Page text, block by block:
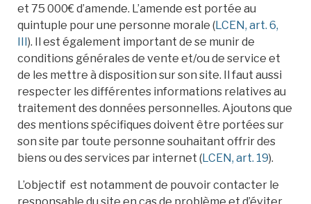
et 75 000€ d’amende. L’amende est portée au
quintuple pour une personne morale (LCEN, art. 6,
). Il est également important de se munir de
conditions générales de vente et/ou de service et
de les mettre à disposition sur son site. Il faut aussi
respecter les différentes informations relatives au
traitement des données personnelles. Ajoutons que
des mentions spécifiques doivent être portées sur
son site par toute personne souhaitant offrir des
biens ou des services par internet (LCEN, art. 19).
L’objectif est notamment de pouvoir contacter le